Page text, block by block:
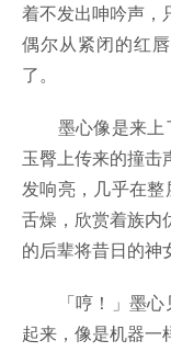
着不发出呻吟声，
偶尔从紧闭的红
了。
墨心像是来上
玉臀上传来的撞击
发响亮，几乎在
舌燥，欣赏着族内
的后辈将昔日的神
「哼！」墨心
起来，像是机器一